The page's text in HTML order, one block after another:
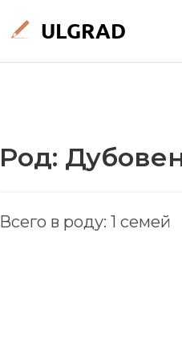
Род:
Всего в роду: 1 семей